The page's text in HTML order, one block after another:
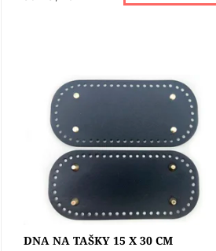
Dno z eko kůže s nožičkami je vhodné
na výrobu kabelek a tašek z přízí,
macrame, šňůr nebo špagátů. Má v
sobě malé otvory ( Ø 4 mm ) pro...
Dostupnost:
Skladem 6 ks
DNA NA TAŠKY 15 X 30 CM